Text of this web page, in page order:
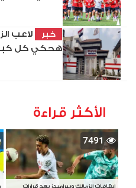
خبر
لاعب
هحكي كل
الأكثر قراءة
7491
إيقافات الزمالك وبيراميدز بعد قرارات